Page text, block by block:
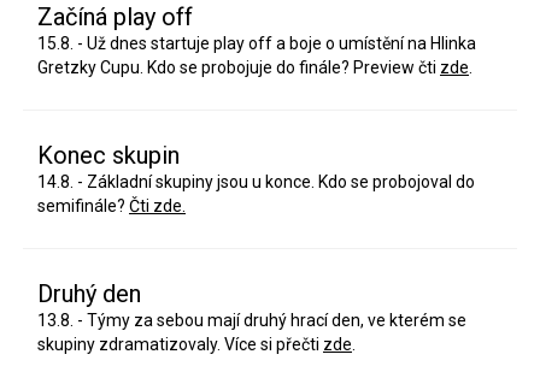
Začíná play off
15.8. - Už dnes startuje play off a boje o umístění na Hlinka
Gretzky Cupu. Kdo se probojuje do finále? Preview čti zde
Konec skupin
14.8. - Základní skupiny jsou u konce. Kdo se probojoval do
semifinále? Čti zde.
Druhý den
13.8. - Týmy za sebou mají druhý hrací den, ve kterém se
skupiny zdramatizovaly. Více si přečti zde